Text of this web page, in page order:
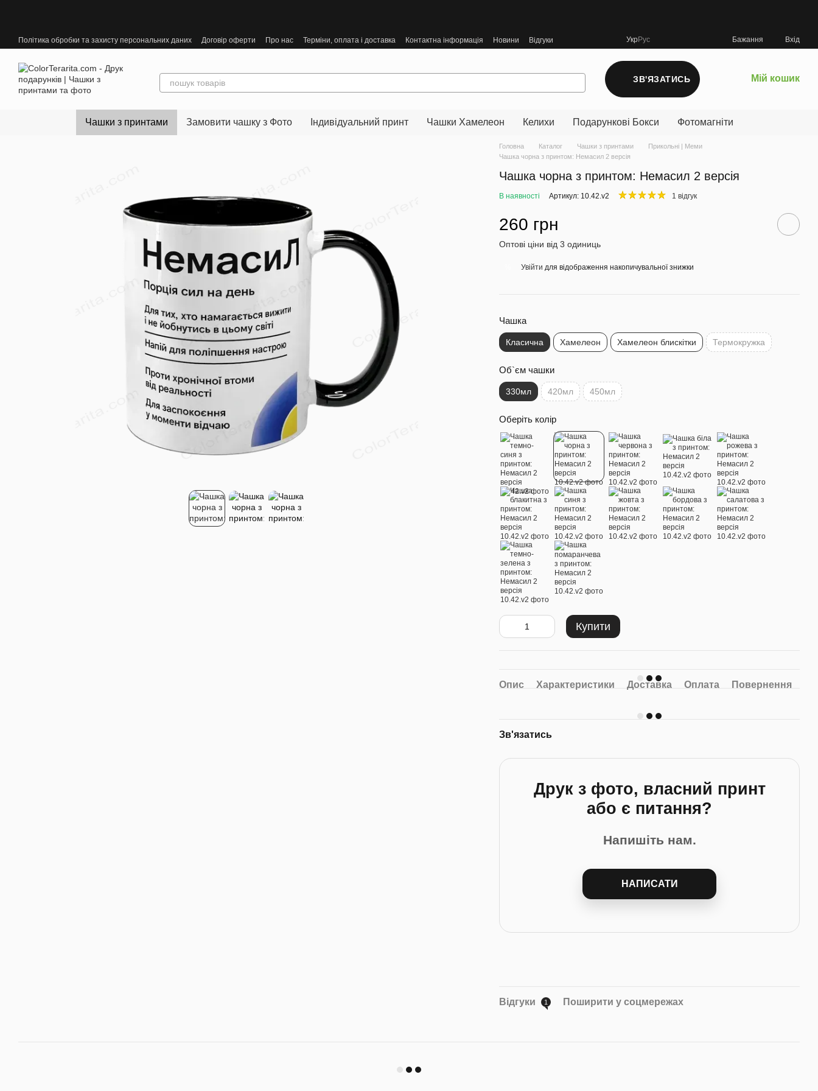
Політика обробки та захисту персональних даних Договір оферти Про нас Терміни, оплата і доставка Контактна інформація Новини Відгуки УкрРус Бажання Вхід
ЗВ'ЯЗАТИСЬ Мій кошик
Чашки з принтами Замовити чашку з Фото Індивідуальний принт Чашки Хамелеон Келихи Подарункові Бокси Фотомагніти
Головна Каталог Чашки з принтами
Прикольні | Меми
Чашка чорна з принтом: Немасил 2 версія
Чашка чорна з принтом: Немасил 2 версія
В наявності Артикул: 10.42.v2 1 відгук
260 грн
Оптові ціни від 3 одиниць
Увійти для відображення накопичувальної знижки
Чашка
Класична Хамелеон Хамелеон блискітки Термокружка
Об`єм чашки
330мл 420мл 450мл
Оберіть колір
Купити
Опис Характеристики Доставка Оплата Повернення
Зв'язатись
Друк з фото, власний принт
або є питання?
Напишіть нам.
НАПИСАТИ
Відгуки 1 Поширити у соцмережах